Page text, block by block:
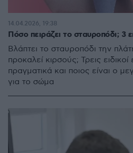
Πόσο πειράζει το σταυροπόδι; 3
Βλάπτει το σταυροπόδι την
προκαλεί κιρσούς; Τρεις ειδικοί
πραγματικά και ποιος είναι ο
για το σώμα
14.04.2026, 19:38